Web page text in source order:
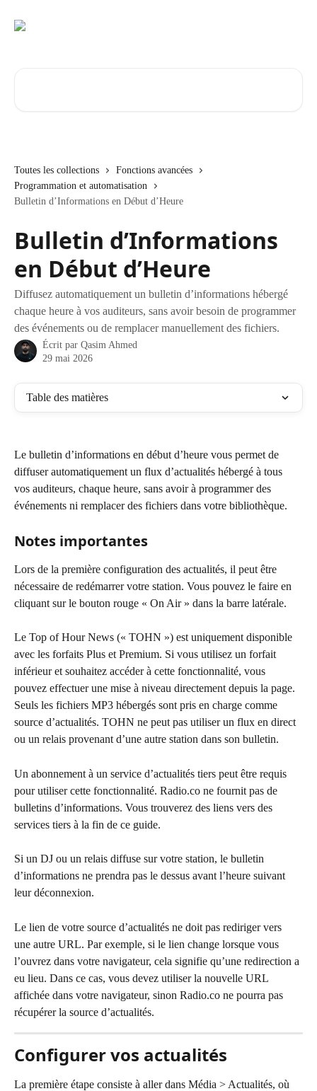
Toutes les collections
Fonctions avancées
Programmation et automatisation
Bulletin d’Informations en Début d’Heure
Bulletin d’Informations
en Début d’Heure
Diffusez automatiquement un bulletin d’informations hébergé
chaque heure à vos auditeurs, sans avoir besoin de programmer
des événements ou de remplacer manuellement des fichiers.
Écrit par Qasim Ahmed
29 mai 2026
Table des matières
Le bulletin d’informations en début d’heure vous permet de
diffuser automatiquement un flux d’actualités hébergé à tous
vos auditeurs, chaque heure, sans avoir à programmer des
événements ni remplacer des fichiers dans votre bibliothèque.
Notes importantes
Lors de la première configuration des actualités, il peut être
nécessaire de redémarrer votre station. Vous pouvez le faire en
cliquant sur le bouton rouge « On Air » dans la barre latérale.
Le Top of Hour News (« TOHN ») est uniquement disponible
avec les forfaits Plus et Premium. Si vous utilisez un forfait
inférieur et souhaitez accéder à cette fonctionnalité, vous
pouvez effectuer une mise à niveau directement depuis la page.
Seuls les fichiers MP3 hébergés sont pris en charge comme
source d’actualités. TOHN ne peut pas utiliser un flux en direct
ou un relais provenant d’une autre station dans son bulletin.
Un abonnement à un service d’actualités tiers peut être requis
pour utiliser cette fonctionnalité. Radio.co ne fournit pas de
bulletins d’informations. Vous trouverez des liens vers des
services tiers à la fin de ce guide.
Si un DJ ou un relais diffuse sur votre station, le bulletin
d’informations ne prendra pas le dessus avant l’heure suivant
leur déconnexion.
Le lien de votre source d’actualités ne doit pas rediriger vers
une autre URL. Par exemple, si le lien change lorsque vous
l’ouvrez dans votre navigateur, cela signifie qu’une redirection a
eu lieu. Dans ce cas, vous devez utiliser la nouvelle URL
affichée dans votre navigateur, sinon Radio.co ne pourra pas
récupérer la source d’actualités.
Configurer vos actualités
La première étape consiste à aller dans Média > Actualités, où